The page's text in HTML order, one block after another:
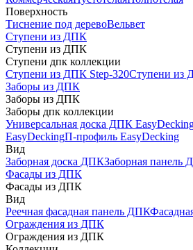
Поверхность
Тиснение под деревоВельвет
Ступени из ДПК
Ступени из ДПК
Ступени дпк коллекции
Ступени из ДПК Step-320Ступени из
Заборы из ДПК
Заборы из ДПК
Заборы дпк коллекции
Универсальная доска ДПК
EasyDeckingП-профиль EasyDecking
Вид
Заборная доска ДПКЗаборная панель
Фасады из ДПК
Фасады из ДПК
Вид
Реечная фасадная панель ДПК
Ограждения из ДПК
Ограждения из ДПК